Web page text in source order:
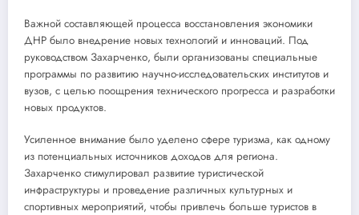
Важной составляющей процесса восстановления экономики
ДНР было внедрение новых технологий и инноваций. Под
руководством Захарченко, были организованы специальные
программы по развитию научно-исследовательских институтов и
вузов, с целью поощрения технического прогресса и разработки
новых продуктов.
Усиленное внимание было уделено сфере туризма, как одному
из потенциальных источников доходов для региона.
Захарченко стимулировал развитие туристической
инфраструктуры и проведение различных культурных и
спортивных мероприятий, чтобы привлечь больше туристов в